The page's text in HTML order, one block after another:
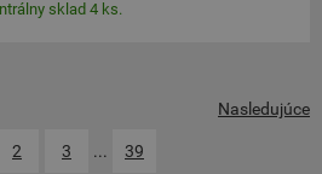
sklad 4 ks.
2 3 ... 39
Nasledujúce